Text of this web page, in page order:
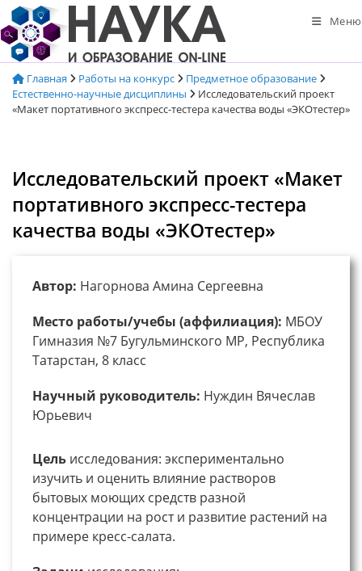
Перейти
к
содержимому
Меню
Главная Работы на конкурс
Предметное образование
Естественно-научные дисциплины
Исследовательский проект
«Макет портативного экспресс-тестера качества воды «ЭКОтестер»
Исследовательский проект «Макет
портативного экспресс-тестера
качества воды «ЭКОтестер»
Автор: Нагорнова Амина Сергеевна
Место работы/учебы (аффилиация): МБОУ
Гимназия №7 Бугульминского МР, Республика
Татарстан, 8 класс
Научный руководитель: Нуждин Вячеслав
Юрьевич
Цель исследования: экспериментально
изучить и оценить влияние растворов
бытовых моющих средств разной
концентрации на рост и развитие растений на
примере кресс-салата.